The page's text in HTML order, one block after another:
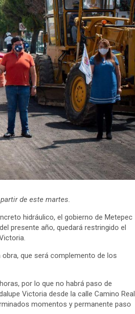
de este martes.
hidráulico, el gobierno de Metepec
presente año, quedará restringido el
que será complemento de los
por lo que no habrá paso de
Victoria desde la calle Camino Real
momentos y permanente paso